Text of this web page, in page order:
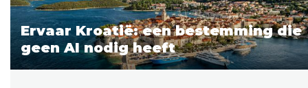
Ervaar Kroatië: een bestemming die
geen AI nodig heeft